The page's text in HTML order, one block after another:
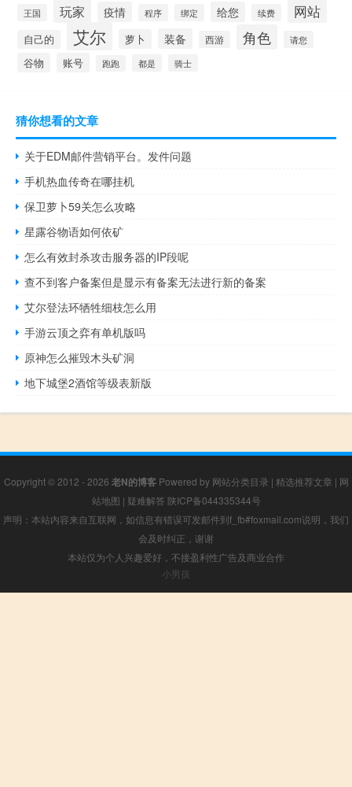
王国 玩家 疫情 程序 绑定 给您 续费 网站
自己的 艾尔 萝卜 装备 西游 角色 请您
谷物 账号 跑跑 都是 骑士
猜你想看的文章
关于EDM邮件营销平台。发件问题
手机热血传奇在哪挂机
保卫萝卜59关怎么攻略
星露谷物语如何依矿
怎么有效封杀攻击服务器的IP段呢
查不到客户备案但是显示有备案无法进行新的备案
艾尔登法环牺牲细枝怎么用
手游云顶之弈有单机版吗
原神怎么摧毁木头矿洞
地下城堡2酒馆等级表新版
Copyright © 2012 - 2026 老N的博客Powered by 网站分类目录 | 精选推荐文章 | 网
站地图 | 疑难解答 陕ICP备044335344号
声明：本站内容来自互联网，如信息有错误可发邮件到f_fb#foxmail.com说明，我们
会及时纠正，谢谢
本站仅为个人兴趣爱好，不接盈利性广告及商业合作
小男孩